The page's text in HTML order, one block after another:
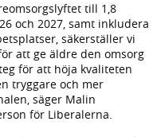
till 1,8
och 2027, samt inkludera
säkerställer vi
att ge äldre den omsorg
för att höja kvaliteten
tryggare och mer
säger Malin
för Liberalerna.